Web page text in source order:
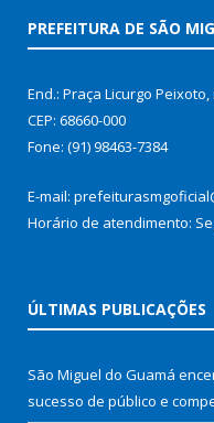
PREFEITURA DE SÃO
End.: Praça Licurgo Peixoto,
CEP: 68660-000
Fone: (91) 98463-7384
E-mail:
Horário de atendimento:
ÚLTIMAS PUBLICAÇÕES
São Miguel do Guamá
sucesso de público e